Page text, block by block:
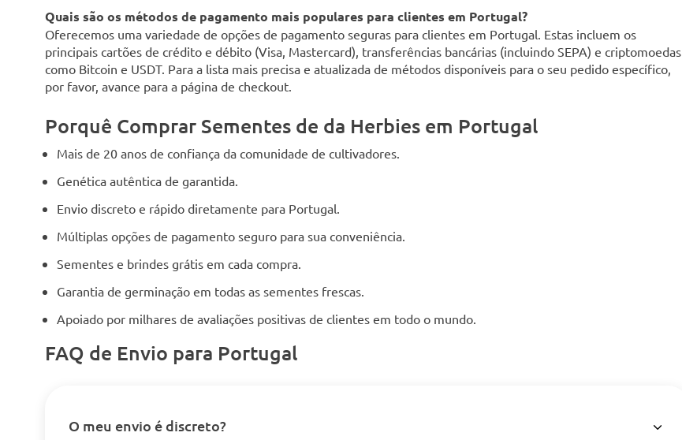
Quais são os métodos de pagamento mais populares para clientes em Portugal?
Oferecemos uma variedade de opções de pagamento seguras para clientes em Portugal. Estas incluem os
principais cartões de crédito e débito (Visa, Mastercard), transferências bancárias (incluindo SEPA) e criptomoedas
como Bitcoin e USDT. Para a lista mais precisa e atualizada de métodos disponíveis para o seu pedido específico,
por favor, avance para a página de checkout.
Porquê Comprar Sementes de da Herbies em Portugal
Mais de 20 anos de confiança da comunidade de cultivadores.
Genética autêntica de garantida.
Envio discreto e rápido diretamente para Portugal.
Múltiplas opções de pagamento seguro para sua conveniência.
Sementes e brindes grátis em cada compra.
Garantia de germinação em todas as sementes frescas.
Apoiado por milhares de avaliações positivas de clientes em todo o mundo.
FAQ de Envio para Portugal
O meu envio é discreto?